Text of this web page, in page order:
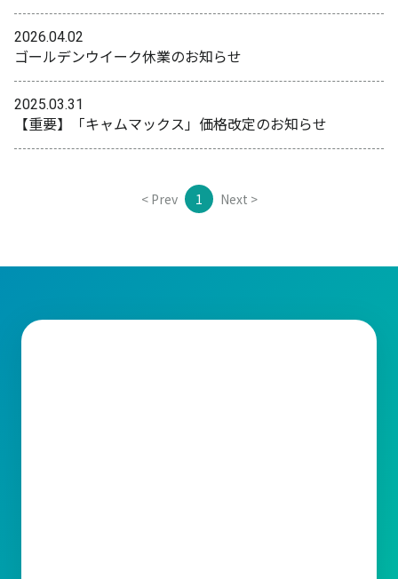
2026.04.02
ゴールデンウイーク休業のお知らせ
2025.03.31
【重要】「キャムマックス」価格改定のお知らせ
< Prev 1 Next >